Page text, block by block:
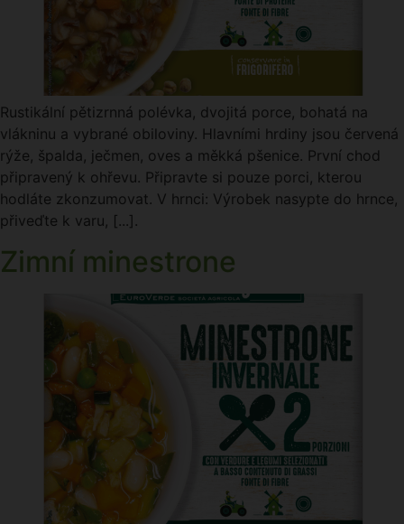
Rustikální pětizrnná polévka, dvojitá porce, bohatá na
vlákninu a vybrané obiloviny. Hlavními hrdiny jsou červená
rýže, špalda, ječmen, oves a měkká pšenice. První chod
připravený k ohřevu. Připravte si pouze porci, kterou
hodláte zkonzumovat. V hrnci: Výrobek nasypte do hrnce,
přiveďte k varu, [...].
Zimní minestrone